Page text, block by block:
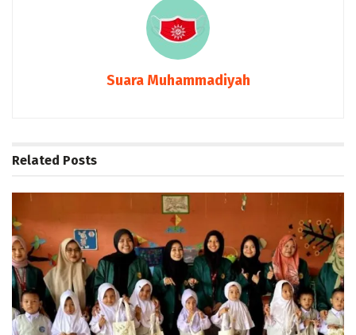
Suara Muhammadiyah
Related Posts